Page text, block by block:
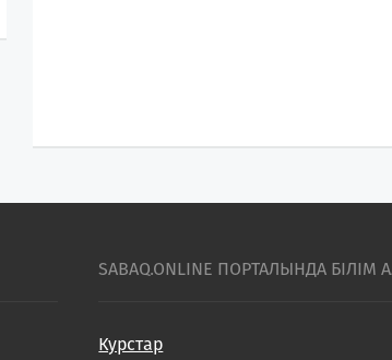
SABAQ.ONLINE ПОРТАЛЫНДА БІЛІМ
Курстар